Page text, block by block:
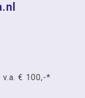
€ 100,-*